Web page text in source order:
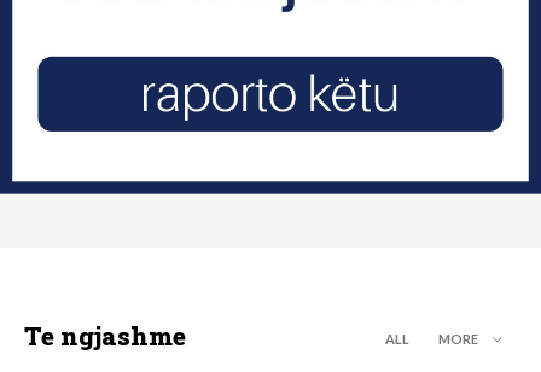
Te ngjashme ALL MORE